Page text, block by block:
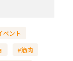
ベント
#筋肉